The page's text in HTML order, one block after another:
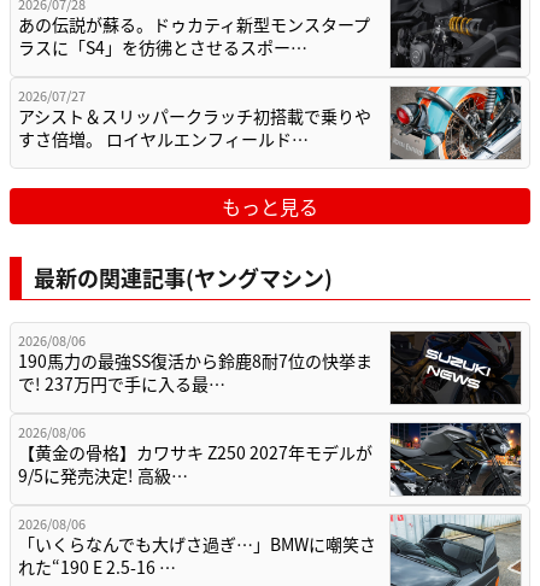
あの伝説が蘇る。ドゥカティ新型モンスタープ
ラスに「S4」を彷彿とさせるスポー…
2026/07/27
アシスト＆スリッパークラッチ初搭載で乗りや
すさ倍増。 ロイヤルエンフィールド…
もっと見る
最新の関連記事(ヤングマシン)
2026/08/06
190馬力の最強SS復活から鈴鹿8耐7位の快挙ま
で! 237万円で手に入る最…
2026/08/06
【黄金の骨格】カワサキ Z250 2027年モデルが
9/5に発売決定! 高級…
2026/08/06
「いくらなんでも大げさ過ぎ…」BMWに嘲笑さ
れた“190 E 2.5-16 …